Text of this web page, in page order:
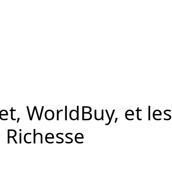
WorldBuy, et les